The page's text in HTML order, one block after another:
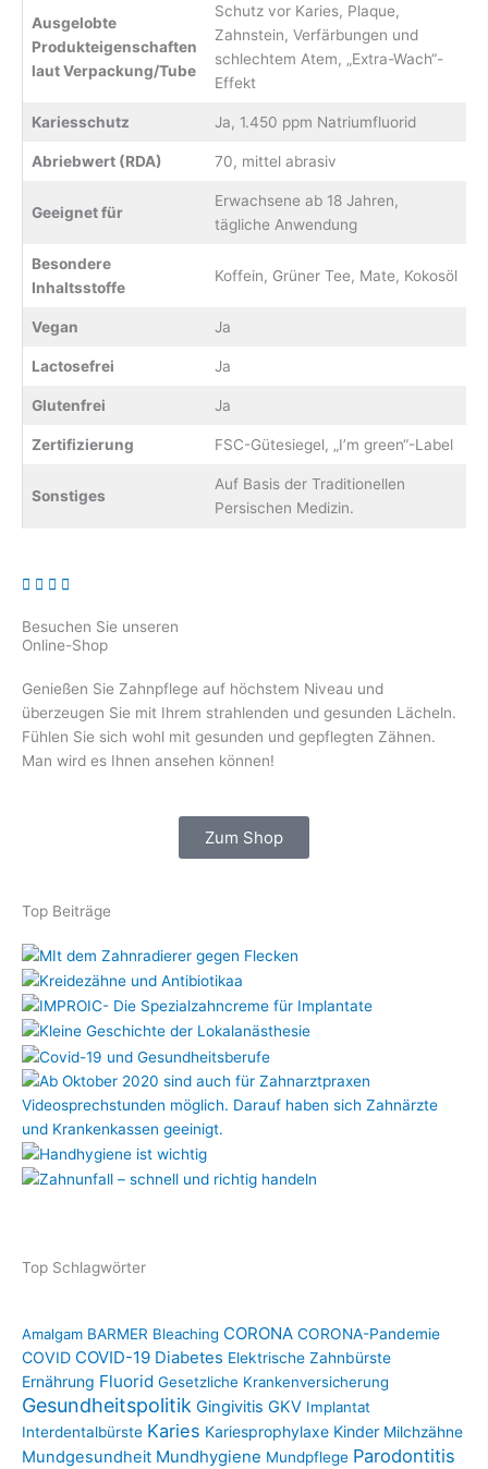
Ausgelobte
Produkteigenschaften
laut Verpackung/Tube
Schutz vor Karies, Plaque,
Zahnstein, Verfärbungen und
schlechtem Atem, „Extra-Wach“-
Effekt
Kariesschutz Ja, 1.450 ppm Natriumfluorid
Abriebwert (RDA) 70, mittel abrasiv
Geeignet für
Erwachsene ab 18 Jahren,
tägliche Anwendung
Besondere
Inhaltsstoffe
Koffein, Grüner Tee, Mate, Kokosöl
Vegan Ja
Lactosefrei Ja
Glutenfrei Ja
Zertifizierung FSC-Gütesiegel, „I’m green“-Label
Sonstiges
Auf Basis der Traditionellen
Persischen Medizin.
Besuchen Sie unseren
Online-Shop
Genießen Sie Zahnpflege auf höchstem Niveau und
überzeugen Sie mit Ihrem strahlenden und gesunden Lächeln.
Fühlen Sie sich wohl mit gesunden und gepflegten Zähnen.
Man wird es Ihnen ansehen können!
Zum Shop
Top Beiträge
Top Schlagwörter
Amalgam BARMER Bleaching CORONA CORONA-Pandemie
COVID COVID-19 Diabetes Elektrische Zahnbürste
Ernährung Fluorid Gesetzliche Krankenversicherung
Gesundheitspolitik Gingivitis GKV Implantat
Interdentalbürste Karies Kariesprophylaxe Kinder Milchzähne
Mundgesundheit Mundhygiene Mundpflege Parodontitis